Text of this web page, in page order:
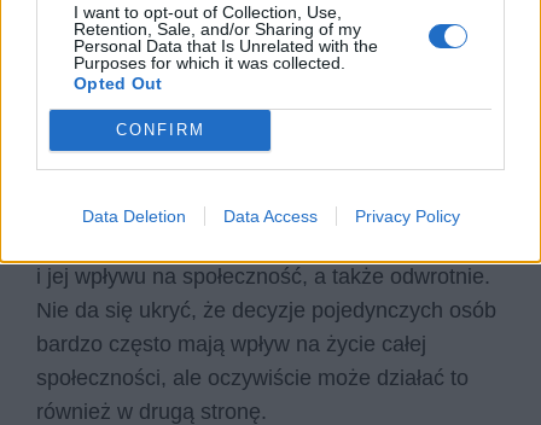
I want to opt-out of Collection, Use,
Retention, Sale, and/or Sharing of my
Personal Data that Is Unrelated with the
Purposes for which it was collected.
Opted Out
CONFIRM
Data Deletion Data Access Privacy Policy
utworu literackiego – może to być
również utwór poetycki oraz
wybranych kontekstów.
Człowiek jest istotą społeczną, ale ma również
silną potrzebę indywidualności. Od dawna
i jej wpływu na społeczność, a także odwrotnie.
Nie da się ukryć, że decyzje pojedynczych osób
bardzo często mają wpływ na życie całej
społeczności, ale oczywiście może działać to
również w drugą stronę.